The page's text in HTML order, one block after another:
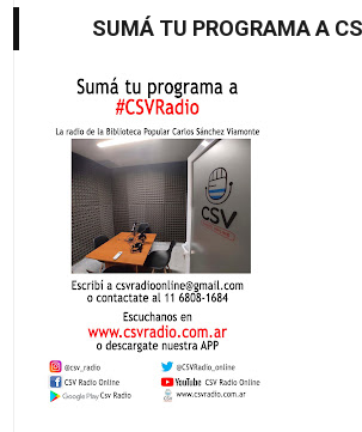
SUMÁ TU PROGRAMA A